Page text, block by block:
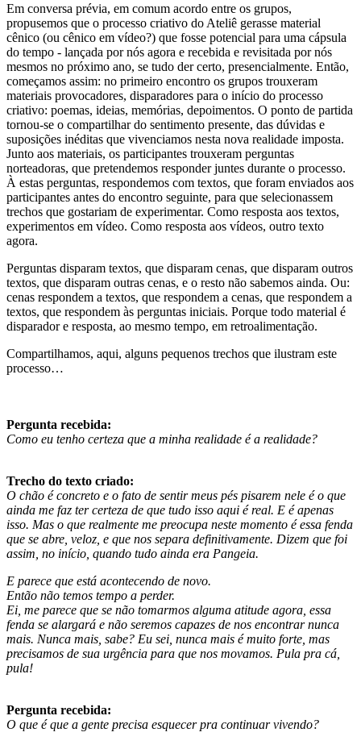
Em conversa prévia, em comum acordo entre os grupos,
propusemos que o processo criativo do Ateliê gerasse material
cênico (ou cênico em vídeo?) que fosse potencial para uma cápsula
do tempo - lançada por nós agora e recebida e revisitada por nós
mesmos no próximo ano, se tudo der certo, presencialmente. Então,
começamos assim: no primeiro encontro os grupos trouxeram
materiais provocadores, disparadores para o início do processo
criativo: poemas, ideias, memórias, depoimentos. O ponto de partida
tornou-se o compartilhar do sentimento presente, das dúvidas e
suposições inéditas que vivenciamos nesta nova realidade imposta.
Junto aos materiais, os participantes trouxeram perguntas
norteadoras, que pretendemos responder juntes durante o processo.
À estas perguntas, respondemos com textos, que foram enviados aos
participantes antes do encontro seguinte, para que selecionassem
trechos que gostariam de experimentar. Como resposta aos textos,
experimentos em vídeo. Como resposta aos vídeos, outro texto
agora.
Perguntas disparam textos, que disparam cenas, que disparam outros
textos, que disparam outras cenas, e o resto não sabemos ainda. Ou:
cenas respondem a textos, que respondem a cenas, que respondem a
textos, que respondem às perguntas iniciais. Porque todo material é
disparador e resposta, ao mesmo tempo, em retroalimentação.
Compartilhamos, aqui, alguns pequenos trechos que ilustram este
processo…
Pergunta recebida:
Como eu tenho certeza que a minha realidade é a realidade?
Trecho do texto criado:
O chão é concreto e o fato de sentir meus pés pisarem nele é o que
ainda me faz ter certeza de que tudo isso aqui é real. E é apenas
isso. Mas o que realmente me preocupa neste momento é essa fenda
que se abre, veloz, e que nos separa definitivamente. Dizem que foi
assim, no início, quando tudo ainda era Pangeia.
E parece que está acontecendo de novo.
Então não temos tempo a perder.
Ei, me parece que se não tomarmos alguma atitude agora, essa
fenda se alargará e não seremos capazes de nos encontrar nunca
mais. Nunca mais, sabe? Eu sei, nunca mais é muito forte, mas
precisamos de sua urgência para que nos movamos. Pula pra cá,
pula!
Pergunta recebida:
O que é que a gente precisa esquecer pra continuar vivendo?